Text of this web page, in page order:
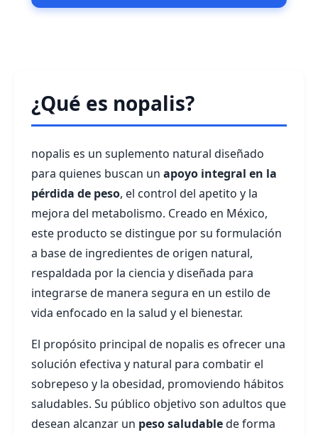
¿Qué es nopalis?
nopalis es un suplemento natural diseñado
para quienes buscan un apoyo integral en la
pérdida de peso, el control del apetito y la
mejora del metabolismo. Creado en México,
este producto se distingue por su formulación
a base de ingredientes de origen natural,
respaldada por la ciencia y diseñada para
integrarse de manera segura en un estilo de
vida enfocado en la salud y el bienestar.
El propósito principal de nopalis es ofrecer una
solución efectiva y natural para combatir el
sobrepeso y la obesidad, promoviendo hábitos
saludables. Su público objetivo son adultos que
desean alcanzar un peso saludablede forma